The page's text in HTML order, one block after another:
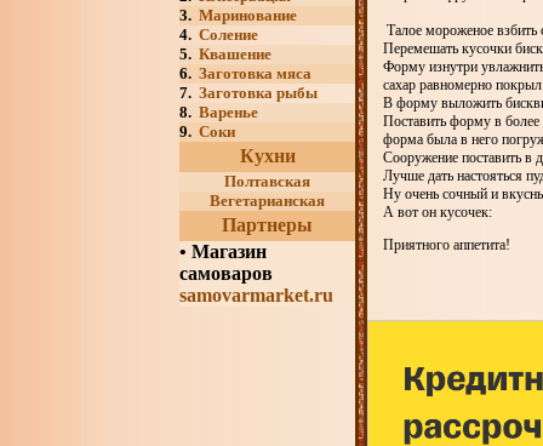
3. Маринование
4. Соление
5. Квашение
6. Заготовка мяса
7. Заготовка рыбы
8. Варенье
9. Соки
Кухни
Полтавская
Вегетарианская
Партнеры
• Магазин
самоваров
samovarmarket.ru
Талое мороженое взбить
Перемешать кусочки
Форму изнутри
сахар равномерно
В форму выложить
Поставить форму в
форма была в него
Сооружение поставить в
Лучше дать настояться
Ну очень сочный и
А вот он кусочек:
Приятного аппетита!